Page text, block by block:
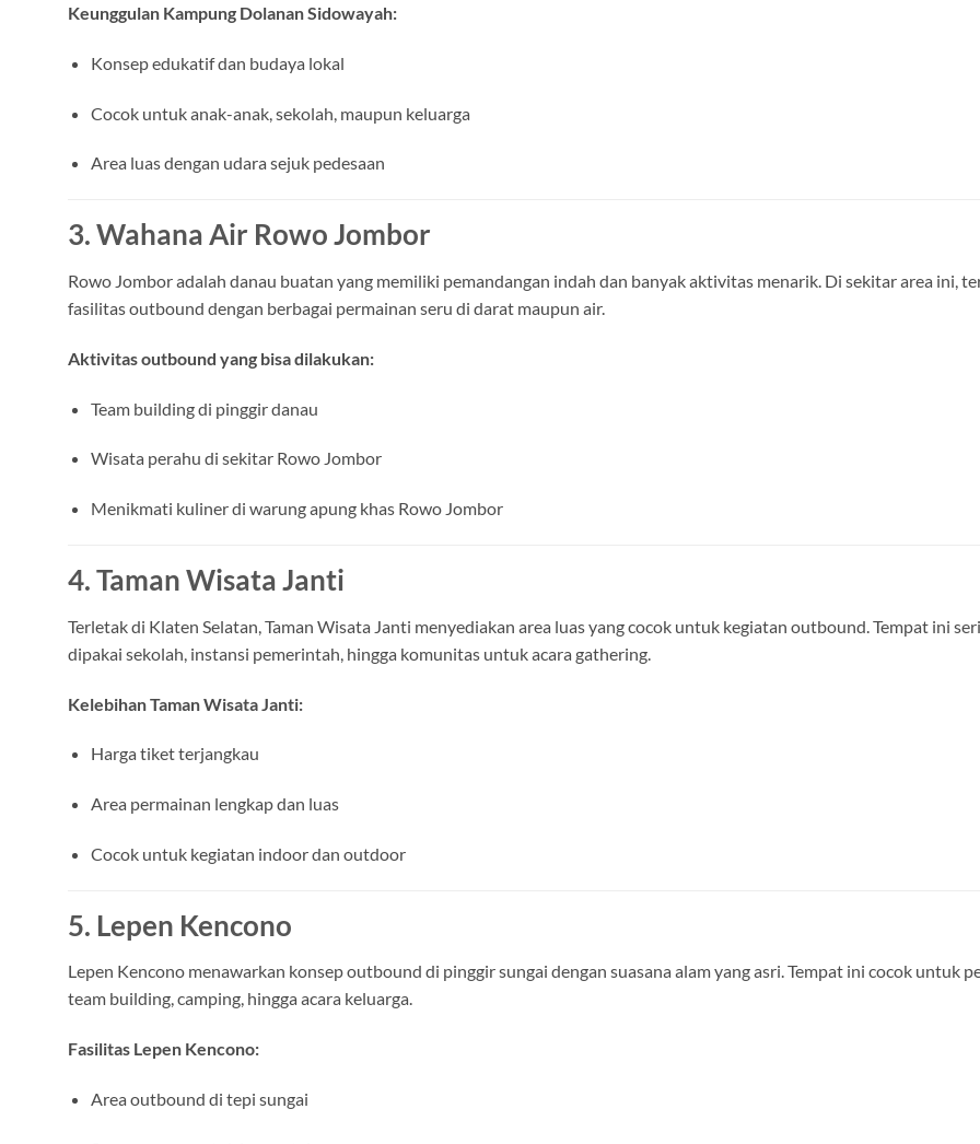
Keunggulan Kampung Dolanan Sidowayah:
Konsep edukatif dan budaya lokal
Cocok untuk anak-anak, sekolah, maupun keluarga
Area luas dengan udara sejuk pedesaan
3. Wahana Air Rowo Jombor
Rowo Jombor adalah danau buatan yang memiliki pemandangan indah dan banyak aktivitas menarik. Di sekitar area ini,
fasilitas outbound dengan berbagai permainan seru di darat maupun air.
Aktivitas outbound yang bisa dilakukan:
Team building di pinggir danau
Wisata perahu di sekitar Rowo Jombor
Menikmati kuliner di warung apung khas Rowo Jombor
4. Taman Wisata Janti
Terletak di Klaten Selatan, Taman Wisata Janti menyediakan area luas yang cocok untuk kegiatan outbound. Tempat ini
dipakai sekolah, instansi pemerintah, hingga komunitas untuk acara gathering.
Kelebihan Taman Wisata Janti:
Harga tiket terjangkau
Area permainan lengkap dan luas
Cocok untuk kegiatan indoor dan outdoor
5. Lepen Kencono
Lepen Kencono menawarkan konsep outbound di pinggir sungai dengan suasana alam yang asri. Tempat ini cocok untuk
team building, camping, hingga acara keluarga.
Fasilitas Lepen Kencono:
Area outbound di tepi sungai